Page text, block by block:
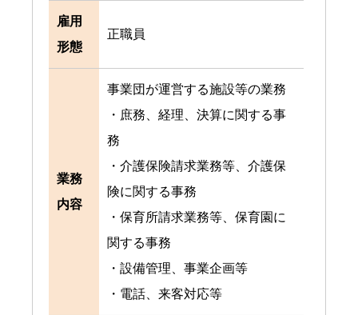
雇用
形態
正職員
業務
内容
事業団が運営する施設等の業務
・庶務、経理、決算に関する事
務
・介護保険請求業務等、介護保
険に関する事務
・保育所請求業務等、保育園に
関する事務
・設備管理、事業企画等
・電話、来客対応等